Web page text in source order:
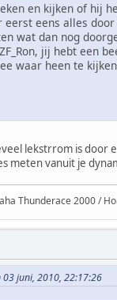
en kijken of hij
eens alles
wat dan nog
jij hebt een
waar heen te
lekstrrom is door
meten vanuit je
Thunderace 2000 /
03 juni, 2010, 22:17:26